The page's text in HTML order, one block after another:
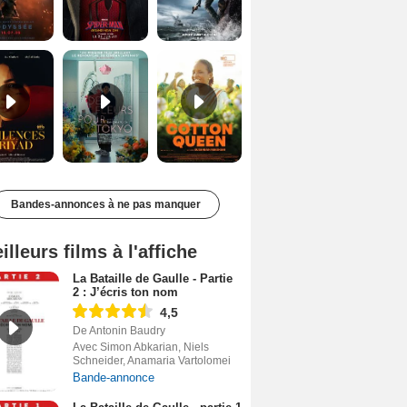
Les Silences de Riyad Bande-annonce VO STFR Cotton Queen Bande-annonce VO STFR
Bandes-annonces à ne pas manquer
films à l'affiche
La Bataille de Gaulle - Partie
2 : J’écris ton nom
4,5
De Antonin Baudry
Avec Simon Abkarian, Niels
Schneider, Anamaria Vartolomei
Bande-annonce